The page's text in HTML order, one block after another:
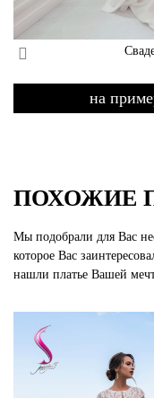
на
ПОХОЖИЕ
Мы подобрали для Вас
которое Вас
нашли платье Вашей